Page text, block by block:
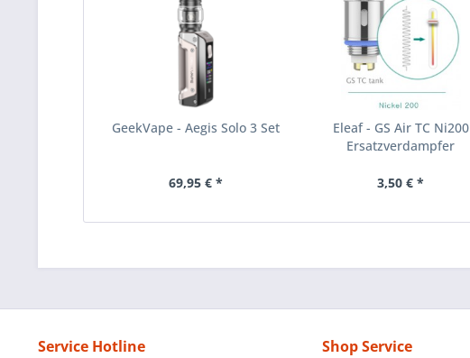
GeekVape - Aegis Solo 3 Set
69,95 € *
Eleaf - GS Air TC Ni200
Ersatzverdampfer
3,50 € *
Service Hotline Shop Service